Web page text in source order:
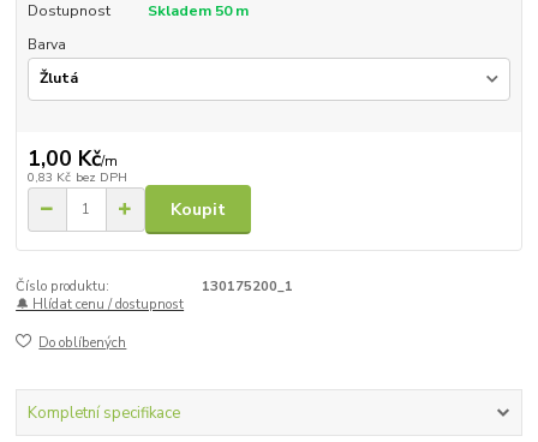
Dostupnost
Skladem 50 m
Barva
1,00 Kč/m
0,83 Kč bez DPH
Koupit
Číslo produktu:
130175200_1
🔔 Hlídat cenu / dostupnost
Do oblíbených
Kompletní specifikace